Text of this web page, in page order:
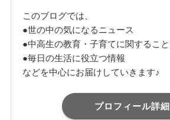
このブログでは、
●世の中の気になるニュース
●中高生の教育・子育てに関すること
●毎日の生活に役立つ情報
などを中心にお届けしていきます♪
プロフィール詳細